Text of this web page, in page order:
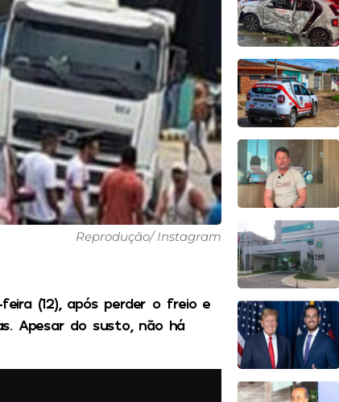
Reprodução/ Instagram
(12), após perder o freio e
Apesar do susto, não há